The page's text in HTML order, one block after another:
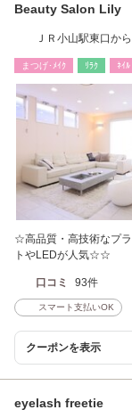
Beauty Salon Lily
ＪＲ小山駅東口か
まつげ･ﾒｲｸ ﾘﾗｸ ﾈｲﾙ
☆高品質・高技術なプ
トやLEDが人気☆☆
口コミ 93件
スマート支払いOK
クーポンを表示
eyelash freetie